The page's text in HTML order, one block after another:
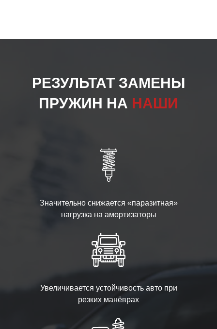
РЕЗУЛЬТАТ ЗАМЕНЫ
ПРУЖИН НА НАШИ
Значительно снижается «паразитная»
нагрузка на амортизаторы
Увеличивается устойчивость авто при
резких манёврах